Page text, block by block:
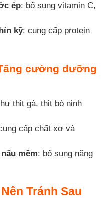
ép: bổ sung vitamin C,
kỹ: cung cấp protein
cường dưỡng
thịt gà, thịt bò ninh
cấp chất xơ và
mềm: bổ sung năng
Tránh Sau